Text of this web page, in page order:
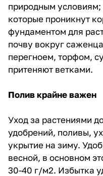
природным
которые проникнут
фундаментом для
почву вокруг
перегноем, торфом,
притеняют ветками.
Полив крайне важен
Уход за растениями
удобрений, поливы,
укрытие на зиму.
весной, в основном
30-40 г/м2. Избытка